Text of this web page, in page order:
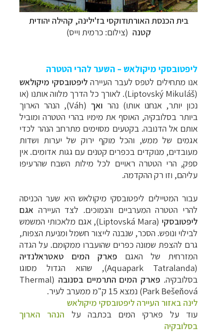
בית הכנסת האורתודוקסי בז'ילינה, קהילה יהודית
קטנה (צילום: כרמית וייס)
ליפטובסקי מיקולאש – השער להרי הטטרה
אנו מתחילים לטפס לעבר העיירה ליפטובסקי מיקולאש
(
Liptovský Mikuláš). לאורך כל הדרך מלווה אותנו (או
נכון יותר, אנחנו אותו) נהר ואך (
Váh), הנהר הארוך
ביותר בסלובקיה, האוסף את מימיו בהרי הטטרה ומוביל
אותם אל הדנובה. בקטעים מסוימים מתרחב הנהר לכדי
אגמים של ממש, והכל מוקף ירוק של יערות ושדות
מעובדים, מנוקדים בכפרים קטנים עם גגות אדומים. אין
ספק, הרי הטטרה ראויים לכל מילות השבח שהרעיפו
עליהם, וזו רק ההקדמה.
עבור המטיילים ליפטובסקי מיקולאש היא שער הכניסה
להרי הטטרה המערביים והנמוכים. לצד העיירה אגם
ליפטובסקי(
Liptovská Mara), אגם מלאכותי המשמש
לבילוי ונופש. הסכר, שנבנה לייצור חשמל ומניעת הצפות,
גרם להצפת שמונה כפרים שהועברו ממקומם. על הגדה
המזרחית של האגם פארק המים טאטראלנדיה
(
Aquapark Tatralanda), שהוא הגדול מסוגו
בסלובקיה. פארק המים התרמיים בסנובה (
Thermal
Park Bešeňová) נמצא 15 ק"מ ממערב לעיר.
לינה באזור העיירה ליפטובסקי מיקולאש
עוד על פארקי המים בכתבה על הנהר הארוך
בסלובקיה